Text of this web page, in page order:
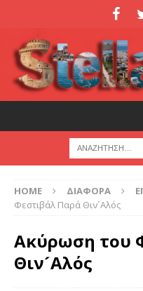
HOME ΔΙΑΦΟΡΑ
Φεστιβάλ Παρά Θιν´Αλός
Ακύρωση του
Θιν´Αλός